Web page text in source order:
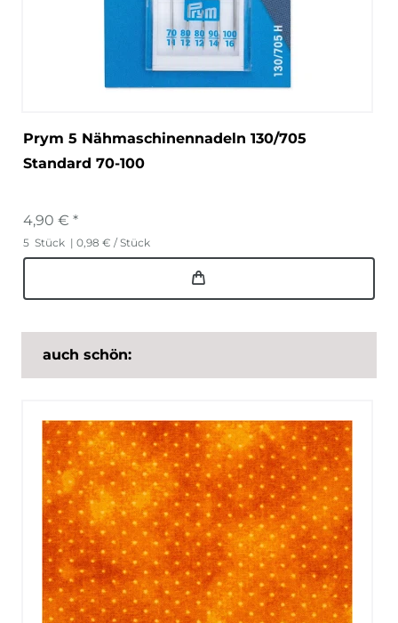
Prym 5 Nähmaschinennadeln 130/705
Standard 70-100
4,90 € *
5 Stück | 0,98 € / Stück
auch schön: